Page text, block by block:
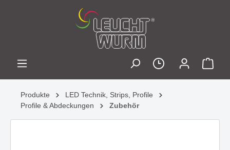
Produkte
LED Technik, Strips, Profile
Profile & Abdeckungen
Zubehör